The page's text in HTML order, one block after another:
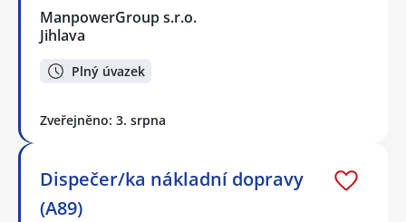
ManpowerGroup s.r.o.
Jihlava
Plný úvazek
Zveřejněno: 3. srpna
Dispečer/ka nákladní dopravy
(A89)